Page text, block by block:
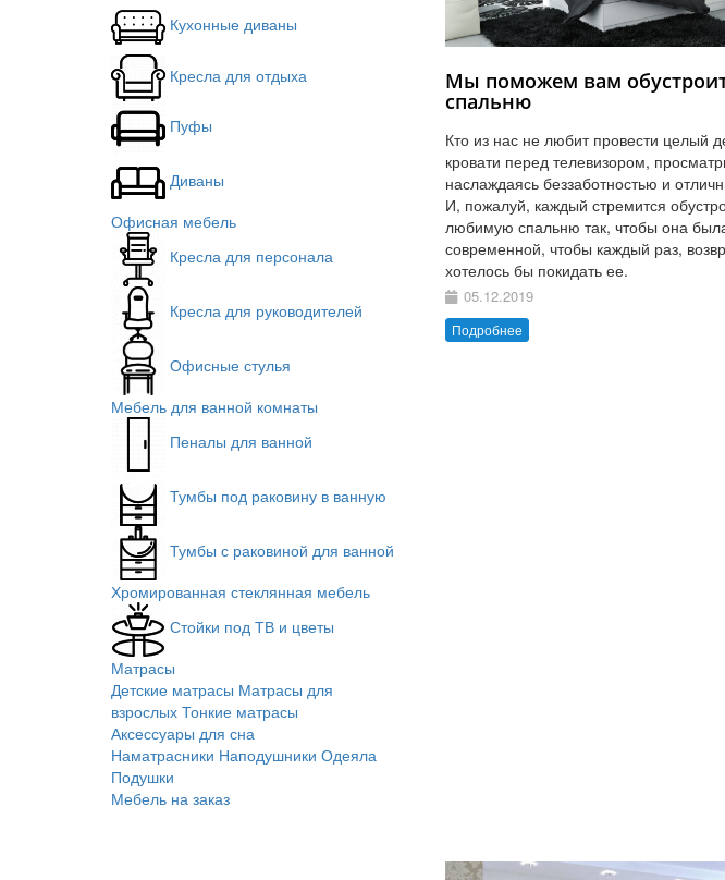
Кухонные диваны
Кресла для отдыха
Пуфы
Диваны
Офисная мебель
Кресла для персонала
Кресла для руководителей
Офисные стулья
Мебель для ванной комнаты
Пеналы для ванной
Тумбы под раковину в ванную
Тумбы с раковиной для ванной
Хромированная стеклянная мебель
Стойки под ТВ и цветы
Матрасы
Детские матрасы Матрасы для
взрослых Тонкие матрасы
Аксессуары для сна
Наматрасники Наподушники Одеяла
Подушки
Мебель на заказ
Мы поможем вам
спальню
Кто из нас не любит провести целый
кровати перед телевизором,
наслаждаясь беззаботностью и
И, пожалуй, каждый стремится
любимую спальню так, чтобы она
современной, чтобы каждый раз,
хотелось бы покидать ее.
05.12.2019
Подробнее